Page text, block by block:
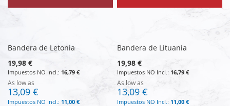
Bandera de Letonia
19,98 €
16,79 €
As low as
13,09 €
11,00 €
Bandera de Lituania
19,98 €
16,79 €
As low as
13,09 €
11,00 €